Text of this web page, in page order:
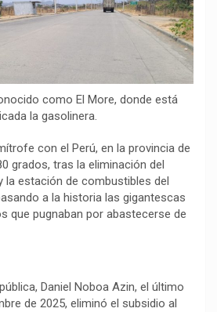
como El More, donde está
la gasolinera.
con el Perú, en la provincia de
grados, tras la eliminación del
la estación de combustibles del
a la historia las gigantescas
que pugnaban por abastecerse de
Daniel Noboa Azin, el último
de 2025, eliminó el subsidio al